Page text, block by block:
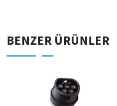
BENZER ÜRÜNLER